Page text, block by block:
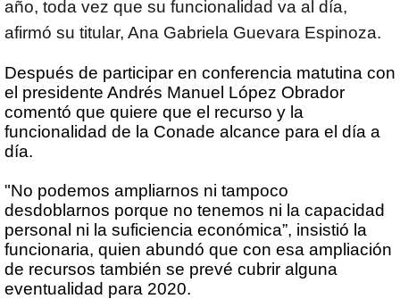
año, toda vez que su funcionalidad va al día,
afirmó su titular, Ana Gabriela Guevara Espinoza.
Después de participar en conferencia matutina con
el presidente Andrés Manuel López Obrador
comentó que quiere que el recurso y la
funcionalidad de la Conade alcance para el día a
día.
"No podemos ampliarnos ni tampoco
desdoblarnos porque no tenemos ni la capacidad
personal ni la suficiencia económica”, insistió la
funcionaria, quien abundó que con esa ampliación
de recursos también se prevé cubrir alguna
eventualidad para 2020.